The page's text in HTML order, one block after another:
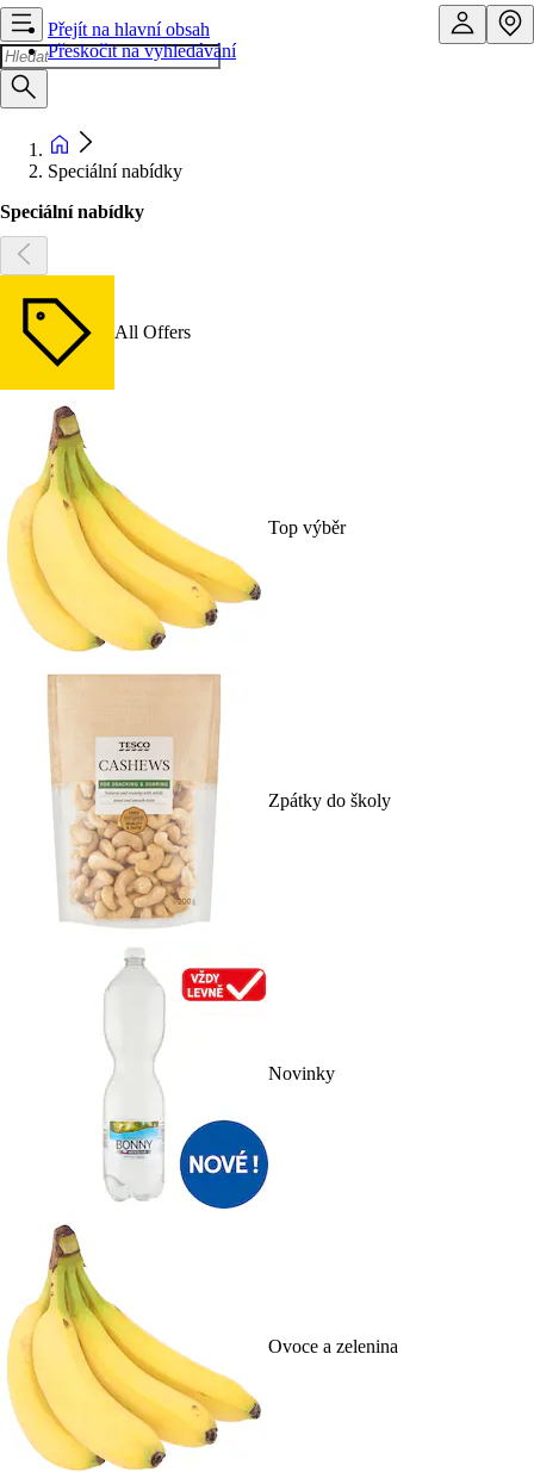
Přejít na hlavní obsah
Přeskočit na vyhledávání
Speciální nabídky
Speciální nabídky
All Offers
Top výběr
Zpátky do školy
Novinky
Ovoce a zelenina